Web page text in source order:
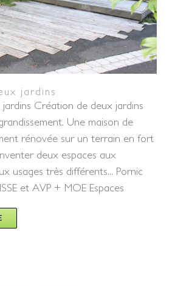
jardins
Création de deux jardins
Une maison de
rénovée sur un terrain en fort
deux espaces aux
usages très différents... Pornic
et AVP + MOE Espaces